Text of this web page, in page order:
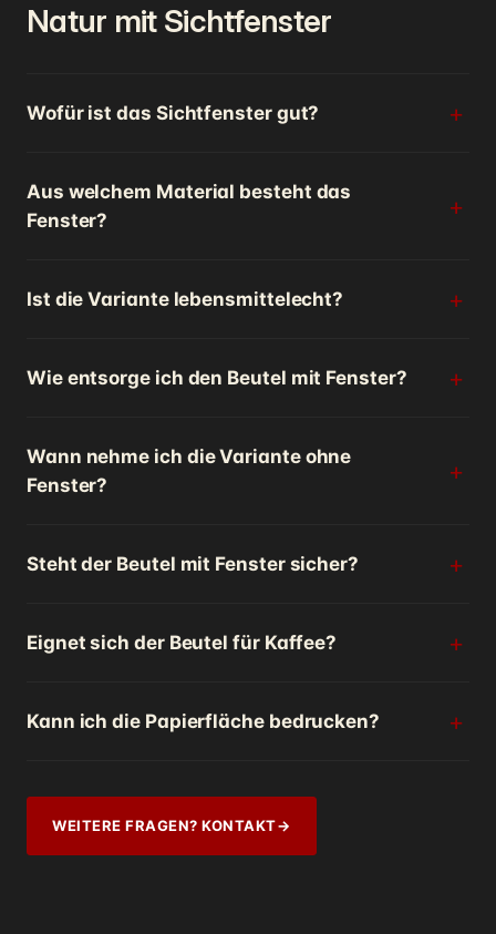
Natur mit Sichtfenster
Wofür ist das Sichtfenster gut?
Aus welchem Material besteht das
Fenster?
Ist die Variante lebensmittelecht?
Wie entsorge ich den Beutel mit Fenster?
Wann nehme ich die Variante ohne
Fenster?
Steht der Beutel mit Fenster sicher?
Eignet sich der Beutel für Kaffee?
Kann ich die Papierfläche bedrucken?
WEITERE FRAGEN? KONTAKT→